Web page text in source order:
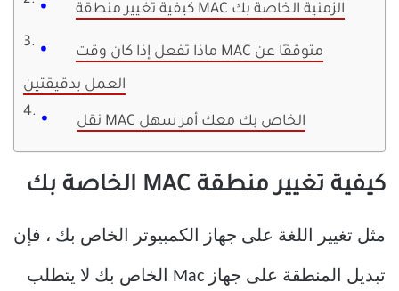
كيفية تغيير منطقة MAC الزمنية الخاصة بك
ماذا تفعل إذا كان وقت MAC متوقفًا عن
العمل بدقيقتين
نقل MAC الخاص بك معك أمر سهل
كيفية تغيير منطقة MAC الخاصة بك
مثل تغيير اللغة على جهاز الكمبيوتر الخاص بك ، فإن
تبديل المنطقة على جهاز Mac الخاص بك لا يتطلب